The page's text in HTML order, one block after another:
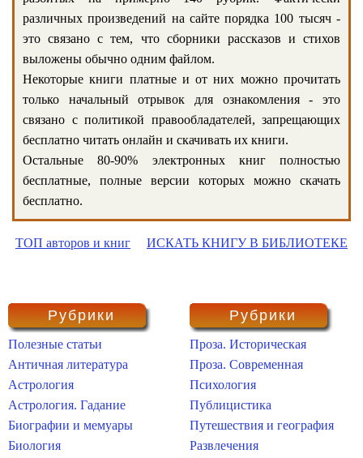
различных произведений на сайте порядка 100 тысяч -
это связано с тем, что сборники рассказов и стихов
выложены обычно одним файлом.
Некоторые книги платные и от них можно прочитать
только начальный отрывок для ознакомления - это
связано с политикой правообладателей, запрещающих
бесплатно читать онлайн и скачивать их книги.
Остальные 80-90% электронных книг полностью
бесплатные, полные версии которых можно скачать
бесплатно.
ТОП авторов и книг ИСКАТЬ КНИГУ В БИБЛИОТЕКЕ
Рубрики
Полезные статьи
Античная литература
Астрология
Астрология. Гадание
Биографии и мемуары
Биология
Рубрики
Проза. Историческая
Проза. Современная
Психология
Публицистика
Путешествия и география
Развлечения